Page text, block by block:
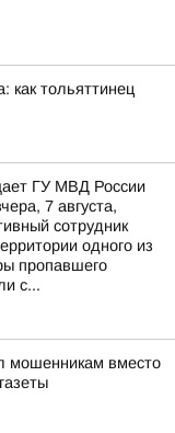
как тольяттинец
ГУ МВД России
7 августа,
сотрудник
одного из
пропавшего
с...
мошенникам вместо